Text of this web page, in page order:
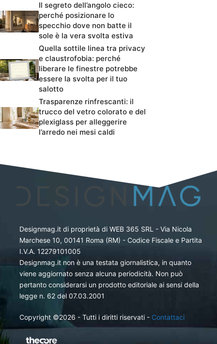
Il segreto dell’angolo cieco:
perché posizionare lo
specchio dove non batte il
sole è la vera svolta estiva
Quella sottile linea tra privacy
e claustrofobia: perché
liberare le finestre potrebbe
essere la svolta per il tuo
salotto
Trasparenze rinfrescanti: il
trucco del vetro colorato e del
plexiglass per alleggerire
l’arredo nei mesi caldi
Designmag.it di proprietà di WEB 365 SRL - Via Nicola
Marchese 10, 00141 Roma (RM) - Codice Fiscale e Partita
I.V.A. 12279101005
Designmag.it non è una testata giornalistica, in quanto
viene aggiornato senza alcuna periodicità. Non può
pertanto considerarsi un prodotto editoriale ai sensi della
legge n. 62 del 07.03.2001
Copyright ©2026 - Tutti i diritti riservati - Contattaci